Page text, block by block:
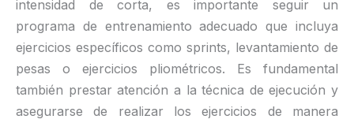
intensidad de corta, es importante seguir un
programa de entrenamiento adecuado que incluya
ejercicios específicos como sprints, levantamiento de
pesas o ejercicios pliométricos. Es fundamental
también prestar atención a la técnica de ejecución y
asegurarse de realizar los ejercicios de manera